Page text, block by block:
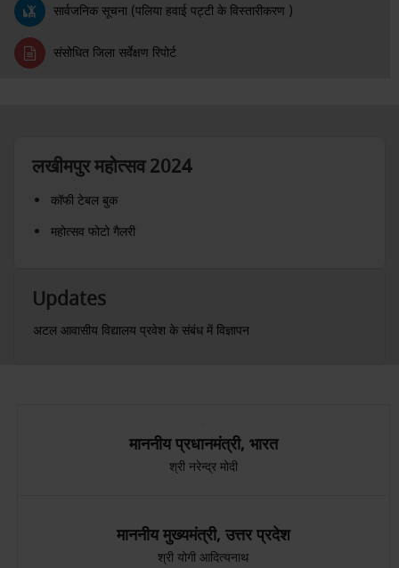
सार्वजनिक सूचना (पलिया हवाई पट्टी के विस्तारीकरण )
संसोधित जिला सर्वेक्षण रिपोर्ट
लखीमपुर महोत्सव 2024
कॉफी टेबल बुक
महोत्सव फोटो गैलरी
Updates
अटल आवासीय विद्यालय प्रवेश के संबंध में विज्ञापन
माननीय प्रधानमंत्री, भारत
श्री नरेन्द्र मोदी
माननीय मुख्यमंत्री, उत्तर प्रदेश
श्री योगी आदित्यनाथ